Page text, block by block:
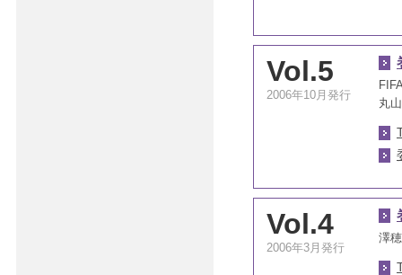
Vol.5
2006年10月発行
丸
Vol.4
2006年3月発行
澤